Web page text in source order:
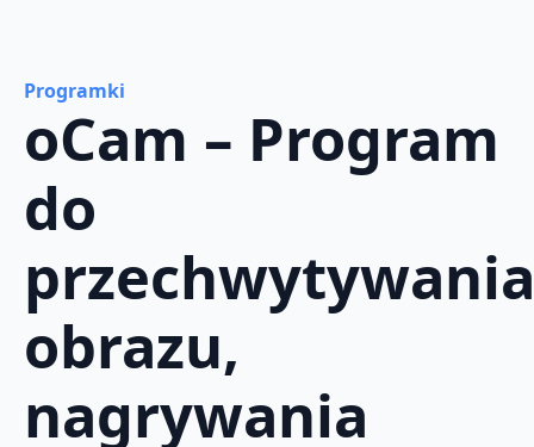
Programki
oCam – Program
do
przechwytywania
obrazu,
nagrywania